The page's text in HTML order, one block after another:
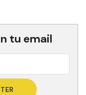
tu email